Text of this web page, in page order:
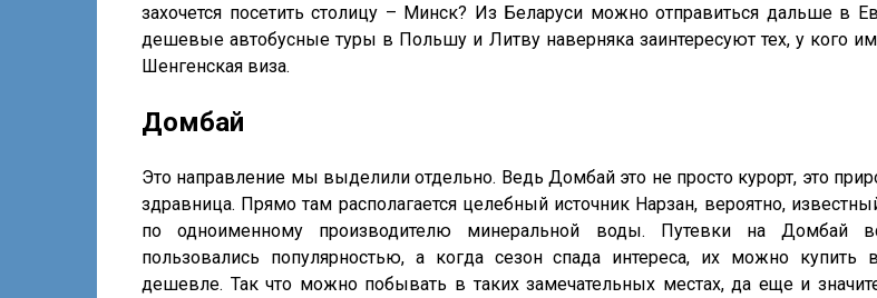
захочется посетить столицу – Минск? Из Беларуси можно отправиться дальше в
дешевые автобусные туры в Польшу и Литву наверняка заинтересуют тех, у кого
Шенгенская виза.
Домбай
Это направление мы выделили отдельно. Ведь Домбай это не просто курорт, это
здравница. Прямо там располагается целебный источник Нарзан, вероятно,
по одноименному производителю минеральной воды. Путевки на Домбай
пользовались популярностью, а когда сезон спада интереса, их можно купить
дешевле. Так что можно побывать в таких замечательных местах, да еще и